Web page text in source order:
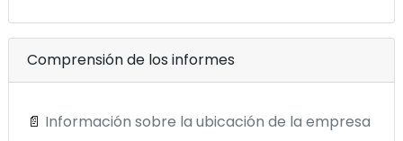
Comprensión de los informes
📄 Información sobre la ubicación de la empresa